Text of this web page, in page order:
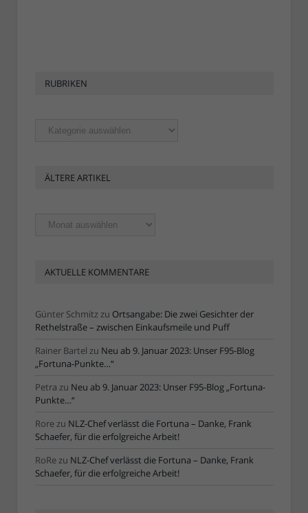
RUBRIKEN
Rubriken
ÄLTERE ARTIKEL
Ältere
Artikel
AKTUELLE KOMMENTARE
Günter Schmitzzu Ortsangabe: Die zwei Gesichter der
Rethelstraße – zwischen Einkaufsmeile und Puff
Rainer Bartel zu Neu ab 9. Januar 2023: Unser F95-Blog
„Fortuna-Punkte…“
Petra zu Neu ab 9. Januar 2023: Unser F95-Blog „Fortuna-
Punkte…“
Rorezu NLZ-Chef verlässt die Fortuna – Danke, Frank
Schaefer, für die erfolgreiche Arbeit!
RoRezu NLZ-Chef verlässt die Fortuna – Danke, Frank
Schaefer, für die erfolgreiche Arbeit!